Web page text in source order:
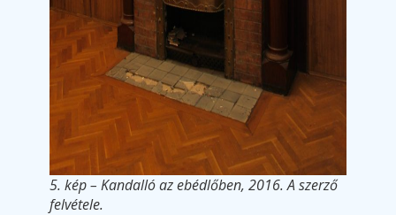
5. kép – Kandalló az ebédlőben, 2016. A szerző
felvétele.